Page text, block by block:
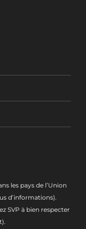
les pays de l’Union
d’informations).
SVP à bien respecter